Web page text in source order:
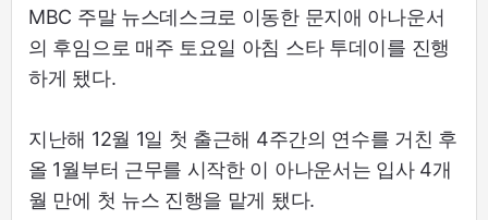
MBC 주말 뉴스데스크로 이동한 문지애 아나운서
의 후임으로 매주 토요일 아침 스타 투데이를 진행
하게 됐다.
지난해 12월 1일 첫 출근해 4주간의 연수를 거친 후
올 1월부터 근무를 시작한 이 아나운서는 입사 4개
월 만에 첫 뉴스 진행을 맡게 됐다.